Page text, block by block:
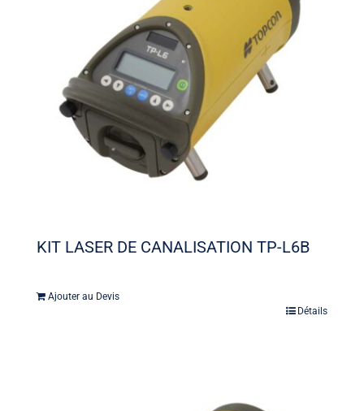
KIT LASER DE CANALISATION TP-L6B
Ajouter au Devis
Détails